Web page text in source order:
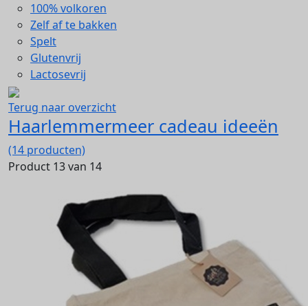
100% volkoren
Zelf af te bakken
Spelt
Glutenvrij
Lactosevrij
Terug naar overzicht
Haarlemmermeer cadeau ideeën
(14 producten)
Product 13 van 14